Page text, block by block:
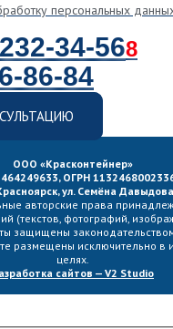
персональных
232-34-568
86-84
ООО «Красконтейнер»
ОГРН
ул. Семёна
авторские права
(текстов, фотографий,
защищены
размещены исключительно
целях.
сайтов — V2 Studio